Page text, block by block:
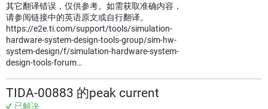
其它翻译错误，仅供参考。如需获取准确内容，
请参阅链接中的英语原文或自行翻译。
https://e2e.ti.com/support/tools/simulation-
hardware-system-design-tools-group/sim-hw-
system-design/f/simulation-hardware-system-
design-tools-forum…
TIDA-00883 的peak current
已解决